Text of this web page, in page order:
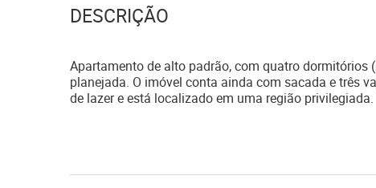
DESCRIÇÃO
Apartamento de alto padrão, com quatro dormitórios
planejada. O imóvel conta ainda com sacada e três
de lazer e está localizado em uma região privilegiada.